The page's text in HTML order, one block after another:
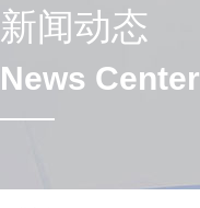
新闻动态
News Center